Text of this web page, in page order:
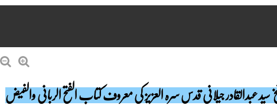
عبدالقادر جیلانی قدس سرہ العزیز کی معروف کتاب الفتح الربانی والفیض